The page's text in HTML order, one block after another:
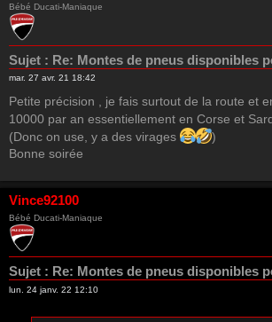
Bébé Ducati-Maniaque
Sujet : Re: Montes de pneus disponibles
mar. 27 avr. 21 18:42
Petite précision , je fais surtout de la route et
10000 par an essentiellement en Corse et
(Donc on use, y a des virages
)
Bonne soirée
Vince92100
Bébé Ducati-Maniaque
Sujet : Re: Montes de pneus disponibles
lun. 24 janv. 22 12:10